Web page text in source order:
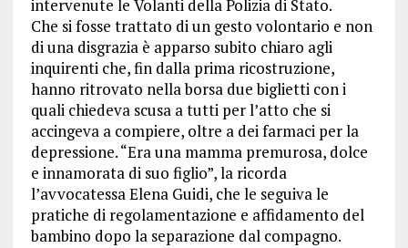
intervenute le Volanti della Polizia di Stato.
Che si fosse trattato di un gesto volontario e non
di una disgrazia è apparso subito chiaro agli
inquirenti che, fin dalla prima ricostruzione,
hanno ritrovato nella borsa due biglietti con i
quali chiedeva scusa a tutti per l’atto che si
accingeva a compiere, oltre a dei farmaci per la
depressione. “Era una mamma premurosa, dolce
e innamorata di suo figlio”, la ricorda
l’avvocatessa Elena Guidi, che le seguiva le
pratiche di regolamentazione e affidamento del
bambino dopo la separazione dal compagno.